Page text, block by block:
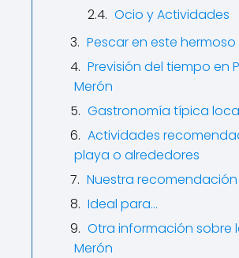
Ocio y Actividades
Pescar en este
Previsión del tiempo en
Merón
Gastronomía típica
Actividades
playa o alrededores
Nuestra recomendación
Ideal para…
Otra información sobre
Merón